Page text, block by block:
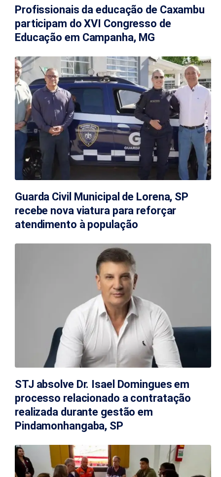
Profissionais da educação de Caxambu
participam do XVI Congresso de
Educação em Campanha, MG
Guarda Civil Municipal de Lorena, SP
recebe nova viatura para reforçar
atendimento à população
STJ absolve Dr. Isael Domingues em
processo relacionado a contratação
realizada durante gestão em
Pindamonhangaba, SP